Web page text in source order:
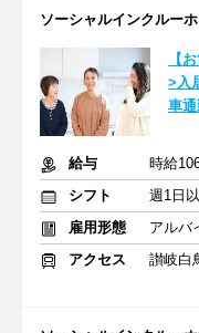
ソーシャルインクルー
【
>入
車
給与
時給
シフト
雇用形態
アルバ
アクセス
讃岐白